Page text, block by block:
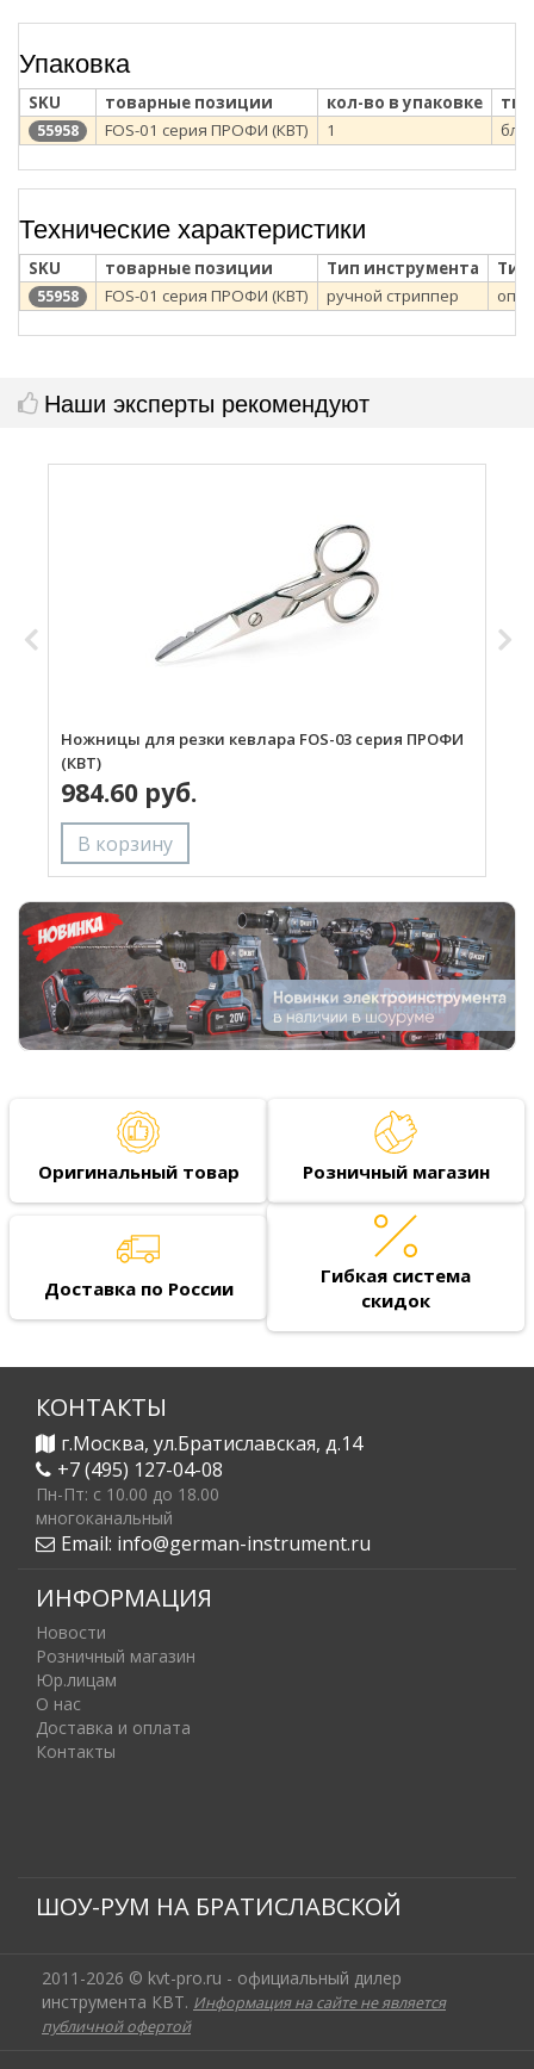
Упаковка
SKU товарные позиции кол-во в упаковке
55958 FOS-01 серия ПРОФИ (КВТ) 1
Технические характеристики
SKU товарные позиции Тип инструмента Тип
55958 FOS-01 серия ПРОФИ (КВТ) ручной стриппер
Наши эксперты рекомендуют
Ножницы для резки кевлара FOS-03 серия ПРОФИ
(КВТ)
984.60 руб.
Оригинальный товар Розничный магазин
Доставка по России
Гибкая система
скидок
КОНТАКТЫ
г.Москва, ул.Братиславская, д.14
+7 (495) 127-04-08
Пн-Пт: c 10.00 до 18.00
многоканальный
Email: info@german-instrument.ru
ИНФОРМАЦИЯ
Новости
Розничный магазин
Юр.лицам
О нас
Доставка и оплата
Контакты
ШОУ-РУМ НА БРАТИСЛАВСКОЙ
2011-2026 © kvt-pro.ru - официальный дилер
инструмента КВТ. Информация на сайте не является
публичной офертой